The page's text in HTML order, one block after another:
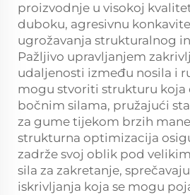
proizvodnje u visokoj
duboku, agresivnu
ugrožavanja strukturalnog
Pažljivo upravljanjem
udaljenosti između nosila i
mogu stvoriti strukturu koja
bočnim silama, pružajući
za gume tijekom brzih
strukturna optimizacija
zadrže svoj oblik pod
sila za zakretanje,
iskrivljanja koja se mogu